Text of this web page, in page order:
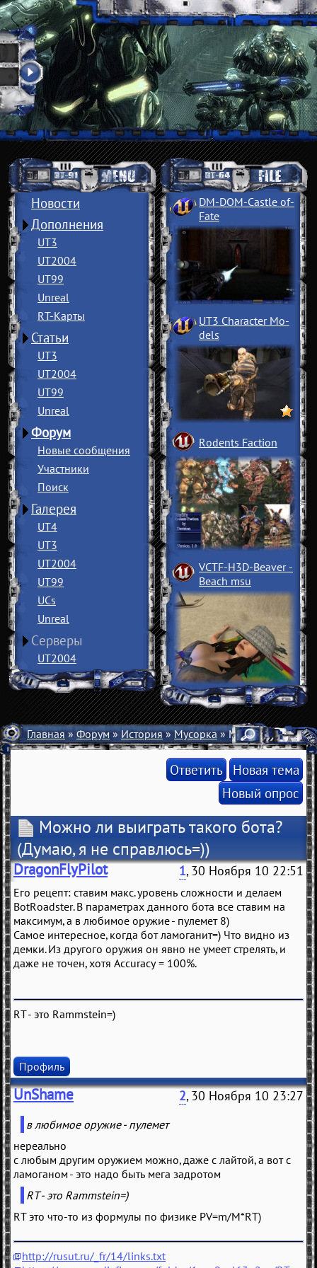
Новости
Дополнения
UT3
UT2004
UT99
Unreal
RT-Карты
Статьи
UT3
UT2004
UT99
Unreal
Форум
Новые сообщения
Участники
Поиск
Галерея
UT4
UT3
UT2004
UT99
UCs
Unreal
Серверы
UT2004
DM-DOM-Castle of­
Fate
UT3 Character Mo­
dels
Rodents Faction
VCTF-H3D-Beaver ­
Beach msu
Главная»Форум»История»Мусорка» Можно ли
Ответить Новая тема
Новый опрос
Можно ли выиграть такого бота?
(Думаю, я не справлюсь=))
DragonFlyPilot 1, 30 Ноября 10 22:51
Его рецепт: ставим макс. уровень сложности и делаем
BotRoadster. В параметрах данного бота все ставим на
максимум, а в любимое оружие - пулемет 8)
Самое интересное, когда бот ламоганит=) Что видно из
демки. Из другого оружия он явно не умеет стрелять, и
даже не точен, хотя Accuracy = 100%.
RT - это Rammstein=)
Профиль
UnShame 2, 30 Ноября 10 23:27
в любимое оружие - пулемет
нереально
с любым другим оружием можно, даже с лайтой, а вот с
ламоганом - это надо быть мега задротом
RT - это Rammstein=)
RT это что-то из формулы по физике PV=m/M*RT)
http://rusut.ru/_fr/14/links.txt